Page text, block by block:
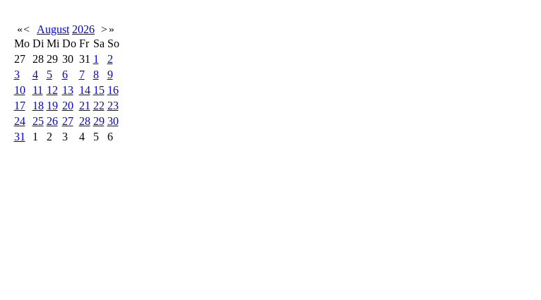
«< August 2026 >»
Mo Di Mi Do Fr Sa So
27
28 29 30 31 1
2
3
4 5 6 7 8
9
10
11 12 13 14 15 16
17
18 19 20 21 22 23
24
25 26 27 28 29 30
31
1 2 3 4 5 6